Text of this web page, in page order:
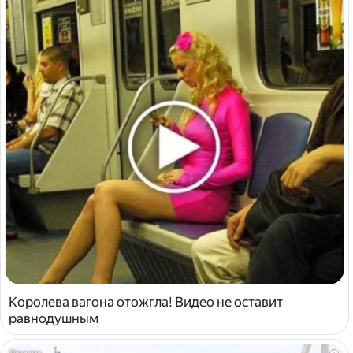
Королева вагона отожгла! Видео не оставит
равнодушным